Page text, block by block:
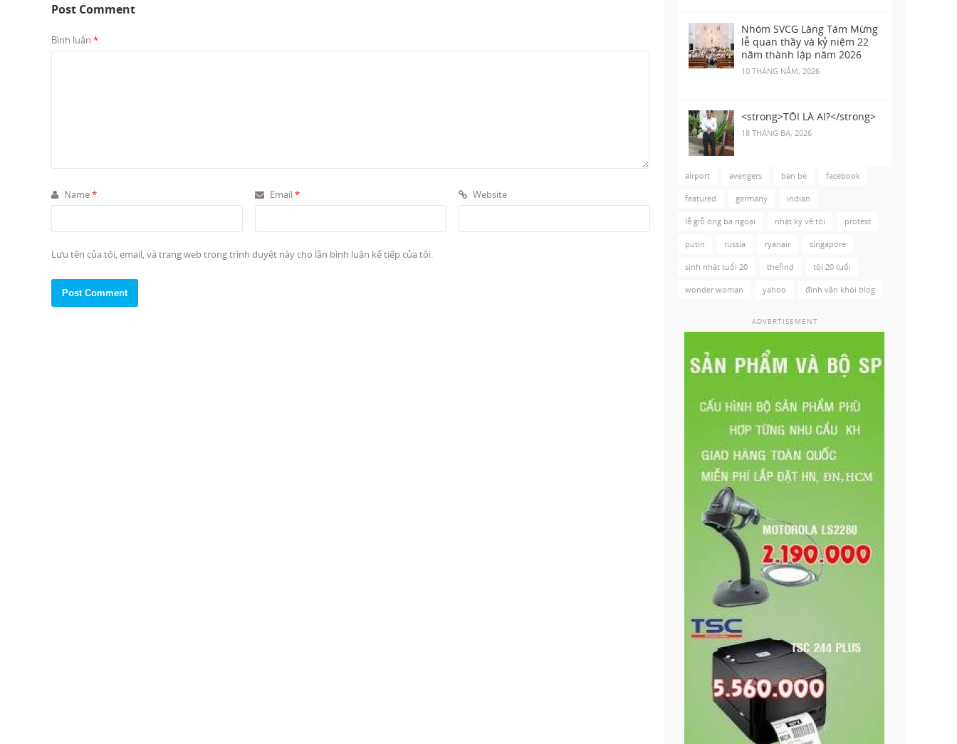
Post Comment
Bình luận *
Name* Email * Website
Lưu tên của tôi, email, và trang web trong trình duyệt này cho lần bình luận kế tiếp của tôi.
Nhóm SVCG Làng Tám Mừng
lễ quan thầy và kỷ niệm 22
năm thành lập năm 2026
10 THÁNG NĂM, 2026
<strong>TÔI LÀ AI?</strong>
18 THÁNG BA, 2026
airport avengers bạn bè facebook
featured germany indian
lễ giỗ ông bà ngoại nhật ký về tôi protest
putin russia ryanair singapore
sinh nhật tuổi 20 thefind tôi 20 tuổi
wonder woman yahoo đinh văn khôi blog
ADVERTISEMENT